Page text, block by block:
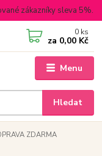
zákazníky sleva 5%.
Menu
Hledat
0 ks
za 0,00 Kč
ZDARMA